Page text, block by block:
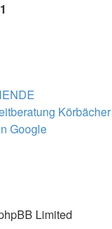
1
Körbächer
Google
Limited